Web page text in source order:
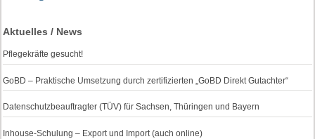
Aktuelles / News
Pflegekräfte gesucht!
GoBD – Praktische Umsetzung durch zertifizierten „GoBD Direkt Gutachter“
Datenschutzbeauftragter (TÜV) für Sachsen, Thüringen und Bayern
Inhouse-Schulung – Export und Import (auch online)